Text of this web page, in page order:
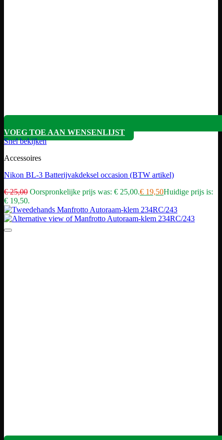
VOEG TOE AAN WENSENLIJST
Snel bekijken
Accessoires
Nikon BL-3 Batterijvakdeksel occasion (BTW artikel)
€25,00 Oorspronkelijke prijs was: € 25,00.€ 19,50Huidige prijs is:
€ 19,50.